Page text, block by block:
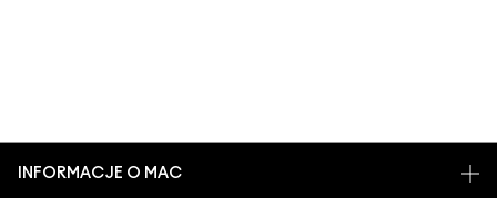
INFORMACJE O MAC